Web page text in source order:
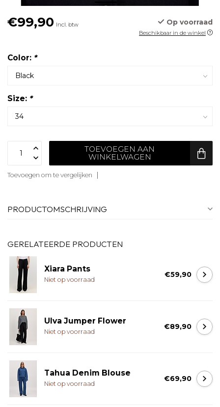
€99,90 Incl. btw Op voorraad
Beschikbaar in de winkel
Color: *
Size: *
TOEVOEGEN AAN
WINKELWAGEN
Toevoegen om te vergelijken
PRODUCTOMSCHRIJVING
GERELATEERDE PRODUCTEN
Xiara Pants
Niet op voorraad
€59,90
Ulva Jumper Flower
Niet op voorraad
€89,90
Tahua Denim Blouse
Niet op voorraad
€69,90